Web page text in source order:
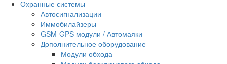
Охранные системы
Автосигнализации
Иммобилайзеры
GSM-GPS модули / Автомаяки
Дополнительное оборудование
Модули обхода